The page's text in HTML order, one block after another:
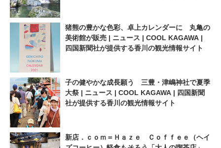
猪熊の豊かな色彩、卓上カレンダーに 丸亀の
美術館が販売 | ニュース | COOL KAGAWA |
四国新聞社が提供する香川の観光情報サイト
子の健やかな成長願う 三豊・津嶋神社で夏季
大祭 | ニュース | COOL KAGAWA | 四国新聞
社が提供する香川の観光情報サイト
新店．ｃｏｍ＝Ｈａｚｅ Ｃｏｆｆｅｅ（ヘイ